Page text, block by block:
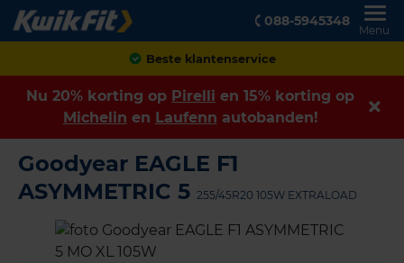
088-5945348
Menu
Achteraf betalen
Nu 20% korting op Pirelli en 15% korting op
Michelin en Laufenn autobanden!
Goodyear EAGLE F1
ASYMMETRIC 5 255/45R20 105W EXTRALOAD